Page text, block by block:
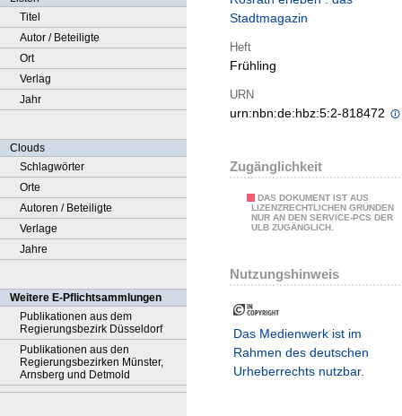
Titel
Autor / Beteiligte
Ort
Verlag
Jahr
Clouds
Schlagwörter
Orte
Autoren / Beteiligte
Verlage
Jahre
Weitere E-Pflichtsammlungen
Publikationen aus dem
Regierungsbezirk Düsseldorf
Publikationen aus den
Regierungsbezirken Münster,
Arnsberg und Detmold
Stadtmagazin
Heft
Frühling
URN
urn:nbn:de:hbz:5:2-818472
Zugänglichkeit
DAS DOKUMENT IST AUS
LIZENZRECHTLICHEN GRÜNDEN
NUR AN DEN SERVICE-PCS DER
ULB ZUGÄNGLICH.
Nutzungshinweis
Das Medienwerk ist im
Rahmen des deutschen
Urheberrechts nutzbar.